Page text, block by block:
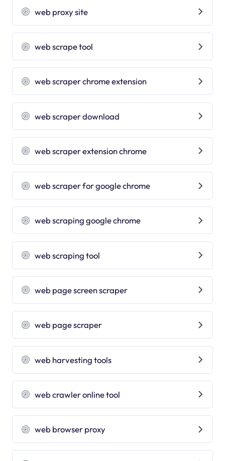
web proxy site
web scrape tool
web scraper chrome extension
web scraper download
web scraper extension chrome
web scraper for google chrome
web scraping google chrome
web scraping tool
web page screen scraper
web page scraper
web harvesting tools
web crawler online tool
web browser proxy